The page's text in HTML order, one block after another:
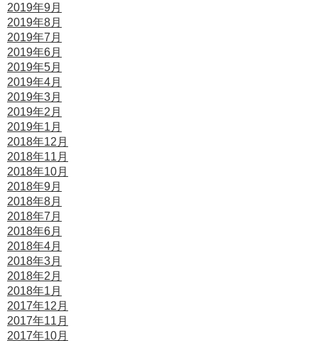
2019年9月
2019年8月
2019年7月
2019年6月
2019年5月
2019年4月
2019年3月
2019年2月
2019年1月
2018年12月
2018年11月
2018年10月
2018年9月
2018年8月
2018年7月
2018年6月
2018年4月
2018年3月
2018年2月
2018年1月
2017年12月
2017年11月
2017年10月